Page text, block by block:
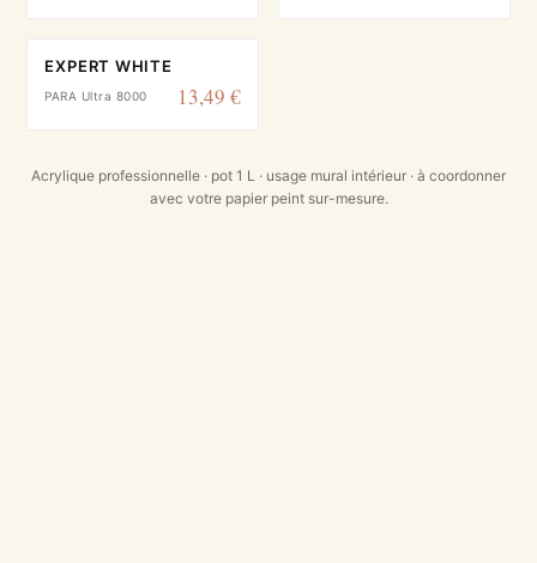
EXPERT WHITE
PARA Ultra 8000 13,49 €
Acrylique professionnelle · pot 1 L · usage mural intérieur · à coordonner
avec votre papier peint sur-mesure.